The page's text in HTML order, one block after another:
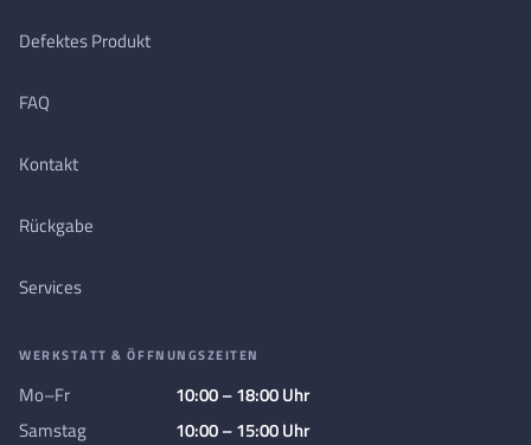
Defektes Produkt
FAQ
Kontakt
Rückgabe
Services
WERKSTATT & ÖFFNUNGSZEITEN
Mo–Fr
10:00 – 18:00 Uhr
Samstag
10:00 – 15:00 Uhr